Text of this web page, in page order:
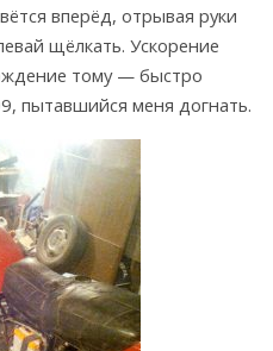
вперёд, отрывая руки
щёлкать. Ускорение
тому — быстро
пытавшийся меня догнать.